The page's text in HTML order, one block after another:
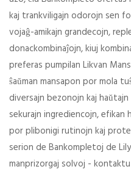
kaj trankviligajn odorojn sen
vojaĝ-amikajn grandecojn,
donackombinaĵojn, kiuj
preferas pumpilan Likvan
ŝaŭman mansapon por mola
diversajn bezonojn kaj
sekurajn ingrediencojn, efikan
por plibonigi rutinojn kaj
serion de Bankompletoj de
manprizorgaj solvoj -